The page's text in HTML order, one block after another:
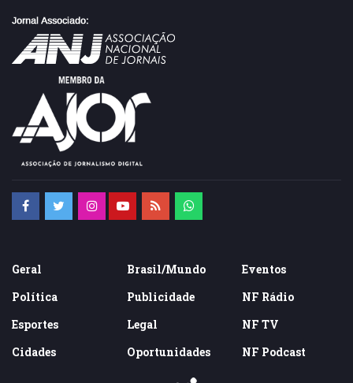
Geral
Política
Esportes
Cidades
Brasil/Mundo
Publicidade
Legal
Oportunidades
Eventos
NF Rádio
NF TV
NF Podcast